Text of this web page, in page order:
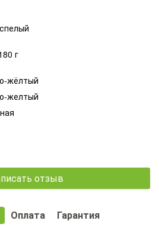
г
жёлтый
желтый
отзыв
Оплата Гарантия